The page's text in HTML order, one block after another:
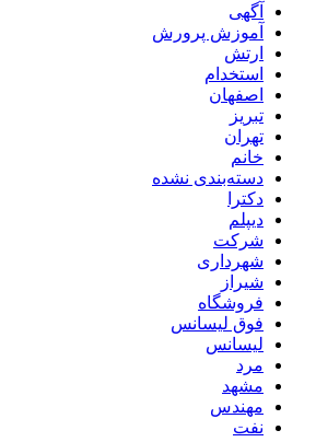
آگهی
آموزش پرورش
ارتش
استخدام
اصفهان
تبریز
تهران
خانم
دسته‌بندی نشده
دکترا
دیپلم
شرکت
شهرداری
شیراز
فروشگاه
فوق لیسانس
لیسانس
مرد
مشهد
مهندس
نفت